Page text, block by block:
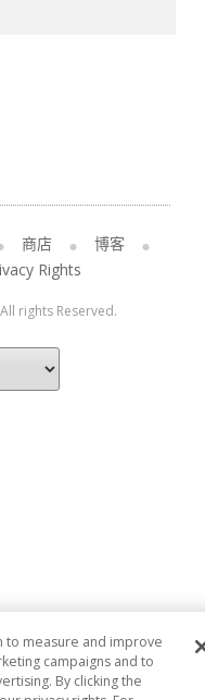
商店
博客
Rights
rights Reserved.
to measure and improve
campaigns and to
By clicking the